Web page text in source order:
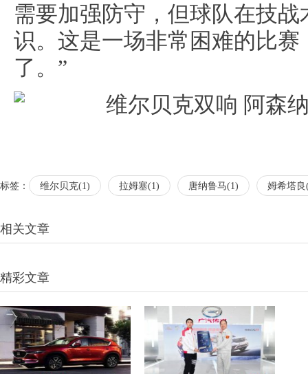
需要加强防守，但球队在技
识。这是一场非常困难的比
了。”
标签： 维尔贝克(1) 拉姆塞(1) 唐纳鲁马(1) 姆希塔良
相关文章
精彩文章